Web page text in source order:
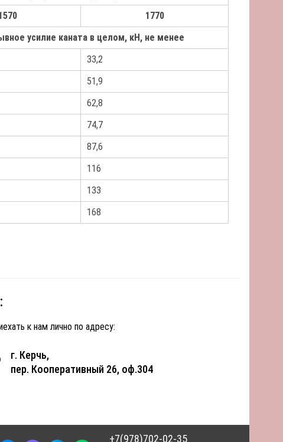
1770
усилие каната в целом, кН, не менее
33,2
51,9
62,8
74,7
87,6
116
133
168
к нам лично по адресу:
г. Керчь,
пер. Кооперативный 26, оф.304
+7(978)702-02-35